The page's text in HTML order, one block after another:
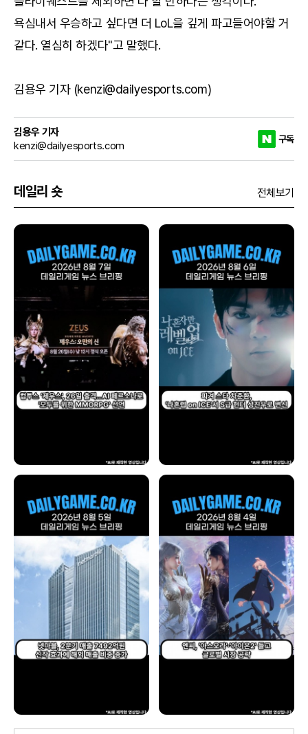
욕심내서 우승하고 싶다면 더 LoL을 깊게 파고들어야할 거
같다. 열심히 하겠다"고 말했다.
김용우 기자 (kenzi@dailyesports.com)
김용우 기자
kenzi@dailyesports.com
구독
데일리 숏 전체보기